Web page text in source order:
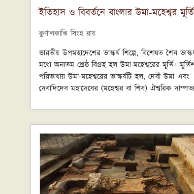
ইতিহাস ও বিবর্তনে বাংলার উমা-মহেশ্বর মূর্তি
কুণালকান্তি সিংহ রায়
ভারতীয় উপমহাদেশের ভাস্কর্য শিল্পে, বিশেষত শৈব
মধ্যে অন্যতম শ্রেষ্ঠ বিগ্রহ হল উমা-মহেশ্বরের মূর্তি।
পরিভাষায় উমা-মহেশ্বরের ভাস্কর্যটি হল, দেবী উমা এবং
দেবাদিদেব মহাদেবের (মহেশ্বর বা শিব) ঐশ্বরিক দাম্পত্য
মৎস্যপুরাণ, ভাগবত পুরাণ, বিষ্ণুধর্মোত্তর উপপুরাণ,
অপরাজিতপৃচ্ছা, রূপমণ্ডন প্রভৃতি শিল্পশাস্ত্রের লিখিত
মান্যতা দিয়ে ভারতীয় শিল্পীরা উমা-মহেশ্বরের মূর্তি
অনন্ত যৌবনের অধিকারী এক দম্পতির উষ্ণ আলিঙ্গনকে
অপরূপভাবে চিত্রায়িত করেছেন কঠিন প্রস্তর ও ধাতুতে
গুহার কন্দরে-কন্দরে। প্রকৃতপক্ষে উমা-মহেশ্বর ভাস্কর্যের
জগৎ-মাতা উমার সাথে বিশ্বপিতা শিবের মিলনের এক